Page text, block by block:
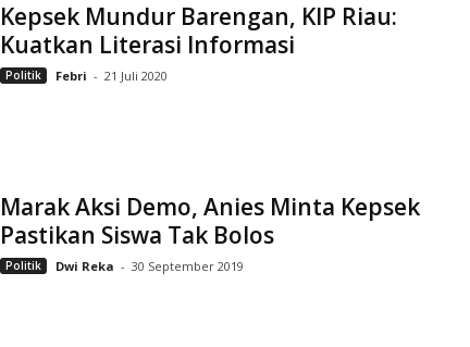
Kepsek Mundur Barengan, KIP Riau:
Kuatkan Literasi Informasi
Politik Febri - 21 Juli 2020
Marak Aksi Demo, Anies Minta Kepsek
Pastikan Siswa Tak Bolos
Politik Dwi Reka - 30 September 2019